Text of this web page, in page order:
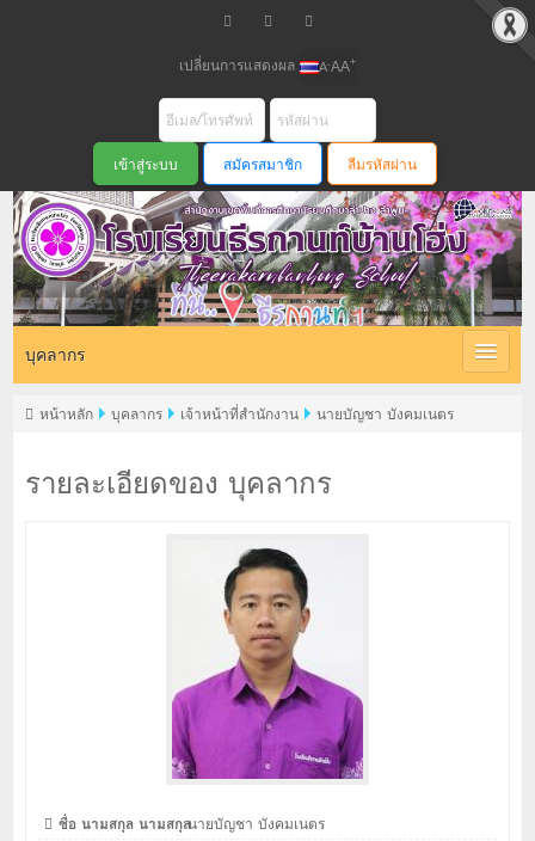
เปลี่ยนการแสดงผล A-AA+
สมัครสมาชิก ลืมรหัสผ่าน
บุคลากร
รายละเอียดของ บุคลากร
หน้าหลัก บุคลากร เจ้าหน้าที่สำนักงาน นายบัญชา บังคมเนตร
ชื่อ นามสกุล นามสกุลนายบัญชา บังคมเนตร